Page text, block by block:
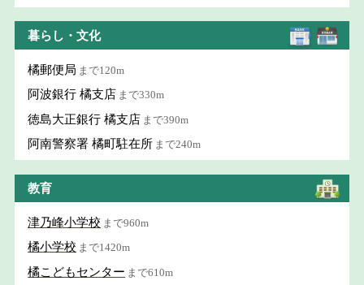
暮らし・文化
橘郵便局 まで120m
阿波銀行 橘支店 まで330m
徳島大正銀行 橘支店 まで390m
阿南警察署 橘町駐在所 まで240m
教育
津乃峰小学校 まで960m
橘小学校 まで1420m
橘こどもセンター まで610m